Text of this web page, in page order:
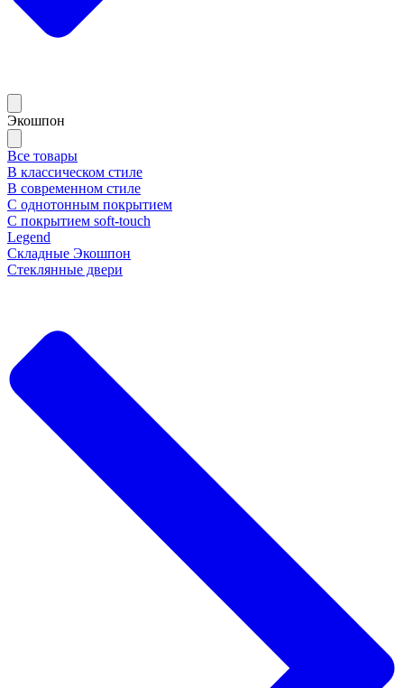
Экошпон
Все товары
В классическом стиле
В современном стиле
С однотонным покрытием
С покрытием soft-touch
Legend
Складные Экошпон
Стеклянные двери